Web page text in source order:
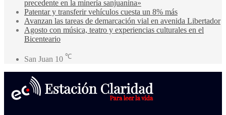
precedente en la minería sanjuanina»
Patentar y transferir vehículos cuesta un 8% más
Avanzan las tareas de demarcación vial en avenida Libertador
Agosto con música, teatro y experiencias culturales en el
Bicenteario
San Juan 10 ℃